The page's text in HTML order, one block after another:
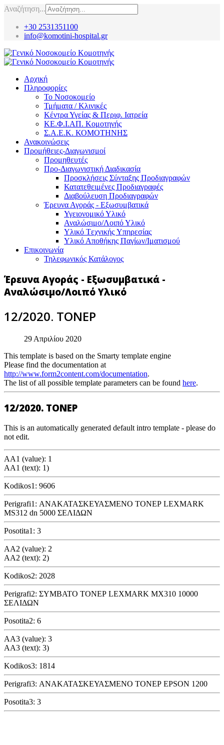
Αναζήτηση...
+30 2531351100
info@komotini-hospital.gr
Αρχική
Πληροφορίες
Το Νοσοκομείο
Τμήματα / Κλινικές
Κέντρα Υγείας & Περιφ. Ιατρεία
ΚΕ.Φ.Ι.ΑΠ. Κομοτηνής
Σ.Α.Ε.Κ. ΚΟΜΟΤΗΝΗΣ
Ανακοινώσεις
Προμήθειες-Διαγωνισμοί
Προμηθευτές
Προ-Διαγωνιστική Διαδικασία
Προσκλήσεις Σύνταξης Προδιαγραφών
Κατατεθειμένες Προδιαγραφές
Διαβούλευση Προδιαγραφών
Έρευνα Αγοράς - Εξωσυμβατικά
Υγειονομικό Υλικό
Αναλώσιμο/Λοιπό Υλικό
Υλικό Tεχνικής Yπηρεσίας
Υλικό Αποθήκης Παγίων/Ιματισμού
Επικοινωνία
Τηλεφωνικός Κατάλογος
Έρευνα Αγοράς - Εξωσυμβατικά -
Αναλώσιμο/Λοιπό Υλικό
12/2020. ΤΟΝΕΡ
29 Απριλίου 2020
This template is based on the Smarty template engine
Please find the documentation at
http://www.form2content.com/documentation.
The list of all possible template parameters can be found here.
12/2020. ΤΟΝΕΡ
This is an automatically generated default intro template - please do
not edit.
AA1 (value): 1
AA1 (text): 1)
Kodikos1: 9606
Perigrafi1: ΑΝΑΚΑΤΑΣΚΕΥΑΣΜΕΝΟ ΤΟΝΕΡ LEXMARK
MS312 dn 5000 ΣΕΛΙΔΩΝ
Posotita1: 3
AA2 (value): 2
AA2 (text): 2)
Kodikos2: 2028
Perigrafi2: ΣΥΜΒΑΤΟ ΤΟΝΕΡ LEXMARK MX310 10000
ΣΕΛΙΔΩΝ
Posotita2: 6
AA3 (value): 3
AA3 (text): 3)
Kodikos3: 1814
Perigrafi3: ΑΝΑΚΑΤΑΣΚΕΥΑΣΜΕΝΟ ΤΟΝΕΡ EPSON 1200
Posotita3: 3